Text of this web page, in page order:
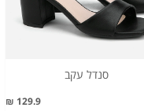
סנדל עקב
129.9 ₪